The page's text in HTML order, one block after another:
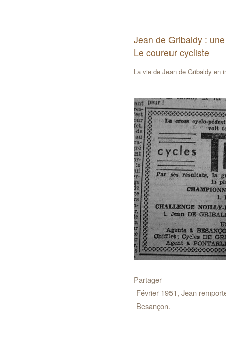
Jean de Gribaldy :
Le coureur cycliste
La vie de Jean de Gribaldy en
Partager
Février 1951, Jean
Besançon.